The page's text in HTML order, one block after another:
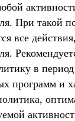
При такой
все
в
программ и